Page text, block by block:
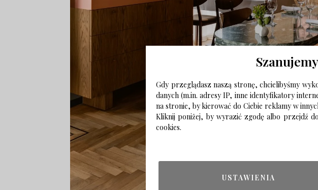
Gdy przeglądasz naszą stronę, chcielibyśmy
danych (m.in. adresy IP, inne identyfikatory
na stronie, by kierować do Ciebie reklamy w
Kliknij poniżej, by wyrazić zgodę albo przejdź
cookies.
USTAWIENIA